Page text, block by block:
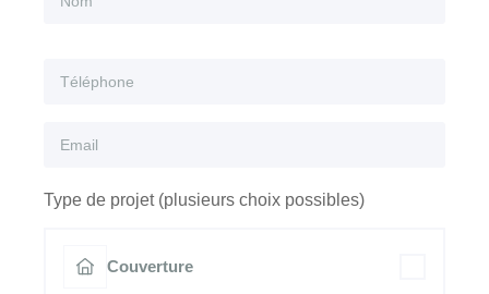
Type de projet (plusieurs choix possibles)
Couverture